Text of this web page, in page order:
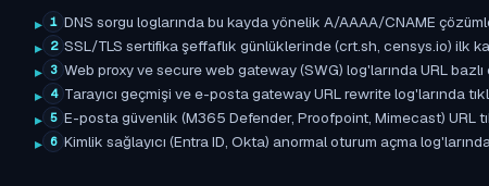
1 DNS sorgu loglarında bu kayda yönelik A/AAAA/CNAME
2 SSL/TLS sertifika şeffaflık günlüklerinde (crt.sh, censys.io) ilk
3 Web proxy ve secure web gateway (SWG) log'larında URL bazlı
4 Tarayıcı geçmişi ve e-posta gateway URL rewrite log'larında
5 E-posta güvenlik (M365 Defender, Proofpoint, Mimecast) URL
6 Kimlik sağlayıcı (Entra ID, Okta) anormal oturum açma